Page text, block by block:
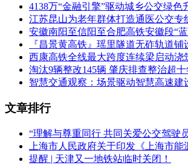
4138万“金融引擎”驱动城乡公交绿
江苏昆山为老年群体打造通医公交专
安徽南阳至信阳至合肥高铁安徽段“
『昌景黄高铁』瑶里隧道无砟轨道铺
西康高铁全线最大跨度连续梁启动浇
淘汰9辆整改145辆 肇庆排查整治超
智慧交通观察：场景驱动智慧高速
文章排行
“理解与尊重同行 共同关爱公交驾驶
上海市人民政府关于印发《上海市
提醒 | 天津又一地铁站临时关闭！